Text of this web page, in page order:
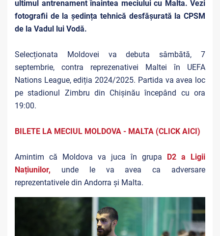
ultimul antrenament înaintea meciului cu Malta. Vezi
fotografii de la ședința tehnică desfășurată la CPSM
de la Vadul lui Vodă.
Selecționata Moldovei va debuta sâmbătă, 7
septembrie, contra reprezenativei Maltei în UEFA
Nations League, ediția 2024/2025. Partida va avea loc
pe stadionul Zimbru din Chișinău începând cu ora
19:00.
BILETE LA MECIUL MOLDOVA - MALTA (CLICK AICI)
Amintim că Moldova va juca în grupa D2 a Ligii
Națiunilor, unde le va avea ca adversare
reprezentativele din Andorra și Malta.